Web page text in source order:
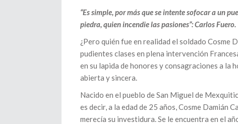
“Es simple, por más que se intente sofocar a un
piedra, quien incendie las pasiones”: Carlos Fuero.
¿Pero quién fue en realidad el soldado Cosme
pudientes clases en plena intervención
en su lapida de honores y consagraciones a la
abierta y sincera.
Nacido en el pueblo de San Miguel de
es decir, a la edad de 25 años, Cosme Damián
merecía su investidura. Se le encuentra en el